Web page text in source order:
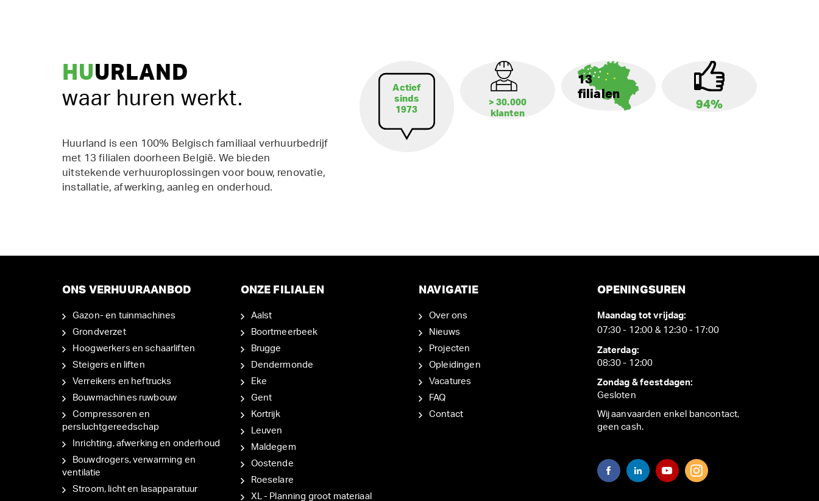
HUURLAND
waar huren werkt.
Huurland is een 100% Belgisch familiaal verhuurbedrijf
met 13 filialen doorheen België. We bieden
uitstekende verhuuroplossingen voor bouw, renovatie,
installatie, afwerking, aanleg en onderhoud.
Actief
sinds
1973
> 30.000
klanten
13
filialen
94%
ONS VERHUURAANBOD
Gazon- en tuinmachines
Grondverzet
Hoogwerkers en schaarliften
Steigers en liften
Verreikers en heftrucks
Bouwmachines ruwbouw
Compressoren en
persluchtgereedschap
Inrichting, afwerking en onderhoud
Bouwdrogers, verwarming en
ventilatie
Stroom, licht en lasapparatuur
ONZE FILIALEN
Aalst
Boortmeerbeek
Brugge
Dendermonde
Eke
Gent
Kortrijk
Leuven
Maldegem
Oostende
Roeselare
XL - Planning groot materiaal
NAVIGATIE
Over ons
Nieuws
Projecten
Opleidingen
Vacatures
FAQ
Contact
OPENINGSUREN
Maandag tot vrijdag:
07:30 - 12:00 & 12:30 - 17:00
Zaterdag:
08:30 - 12:00
Zondag & feestdagen:
Gesloten
Wij aanvaarden enkel bancontact,
geen cash.